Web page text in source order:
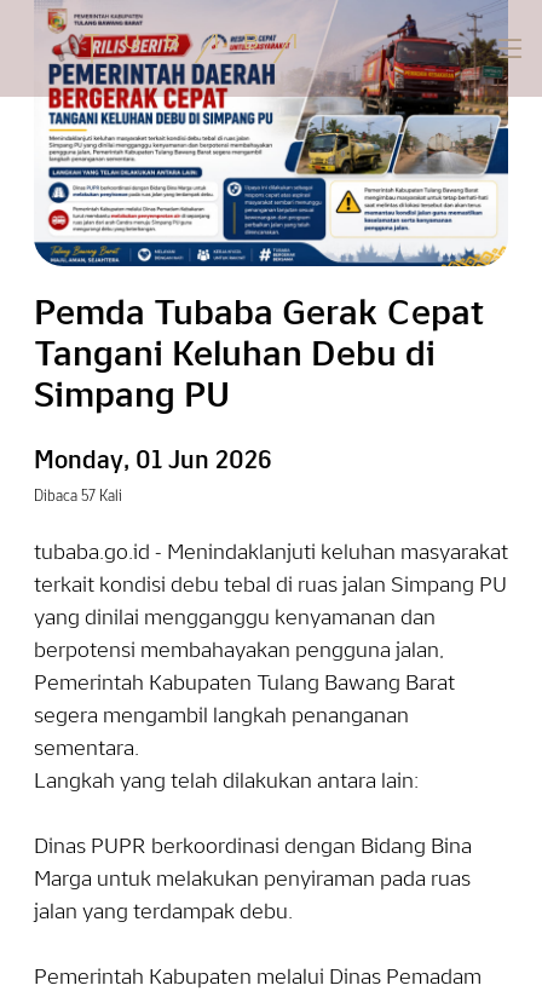
Pemda Tubaba Gerak Cepat
Tangani Keluhan Debu di
Simpang PU
Monday, 01 Jun 2026
Dibaca 57 Kali
‎tubaba.go.id - Menindaklanjuti keluhan masyarakat
terkait kondisi debu tebal di ruas jalan Simpang PU
yang dinilai mengganggu kenyamanan dan
berpotensi membahayakan pengguna jalan,
Pemerintah Kabupaten Tulang Bawang Barat
segera mengambil langkah penanganan
sementara.
‎Langkah yang telah dilakukan antara lain:
‎Dinas PUPR berkoordinasi dengan Bidang Bina
Marga untuk melakukan penyiraman pada ruas
jalan yang terdampak debu.
‎Pemerintah Kabupaten melalui Dinas Pemadam